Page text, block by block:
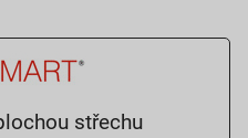
střechu